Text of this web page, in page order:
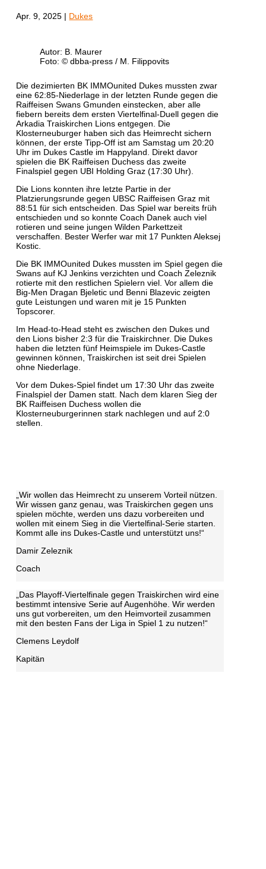
Apr. 9, 2025 | Dukes
Autor: B. Maurer
Foto: © dbba-press / M. Filippovits
Die dezimierten BK IMMOunited Dukes mussten zwar
eine 62:85-Niederlage in der letzten Runde gegen die
Raiffeisen Swans Gmunden einstecken, aber alle
fiebern bereits dem ersten Viertelfinal-Duell gegen die
Arkadia Traiskirchen Lions entgegen. Die
Klosterneuburger haben sich das Heimrecht sichern
können, der erste Tipp-Off ist am Samstag um 20:20
Uhr im Dukes Castle im Happyland. Direkt davor
spielen die BK Raiffeisen Duchess das zweite
Finalspiel gegen UBI Holding Graz (17:30 Uhr).
Die Lions konnten ihre letzte Partie in der
Platzierungsrunde gegen UBSC Raiffeisen Graz mit
88:51 für sich entscheiden. Das Spiel war bereits früh
entschieden und so konnte Coach Danek auch viel
rotieren und seine jungen Wilden Parkettzeit
verschaffen. Bester Werfer war mit 17 Punkten Aleksej
Kostic.
Die BK IMMOunited Dukes mussten im Spiel gegen die
Swans auf KJ Jenkins verzichten und Coach Zeleznik
rotierte mit den restlichen Spielern viel. Vor allem die
Big-Men Dragan Bjeletic und Benni Blazevic zeigten
gute Leistungen und waren mit je 15 Punkten
Topscorer.
Im Head-to-Head steht es zwischen den Dukes und
den Lions bisher 2:3 für die Traiskirchner. Die Dukes
haben die letzten fünf Heimspiele im Dukes-Castle
gewinnen können, Traiskirchen ist seit drei Spielen
ohne Niederlage.
Vor dem Dukes-Spiel findet um 17:30 Uhr das zweite
Finalspiel der Damen statt. Nach dem klaren Sieg der
BK Raiffeisen Duchess wollen die
Klosterneuburgerinnen stark nachlegen und auf 2:0
stellen.
„Wir wollen das Heimrecht zu unserem Vorteil nützen.
Wir wissen ganz genau, was Traiskirchen gegen uns
spielen möchte, werden uns dazu vorbereiten und
wollen mit einem Sieg in die Viertelfinal-Serie starten.
Kommt alle ins Dukes-Castle und unterstützt uns!“
Damir Zeleznik
Coach
„Das Playoff-Viertelfinale gegen Traiskirchen wird eine
bestimmt intensive Serie auf Augenhöhe. Wir werden
uns gut vorbereiten, um den Heimvorteil zusammen
mit den besten Fans der Liga in Spiel 1 zu nutzen!“
Clemens Leydolf
Kapitän